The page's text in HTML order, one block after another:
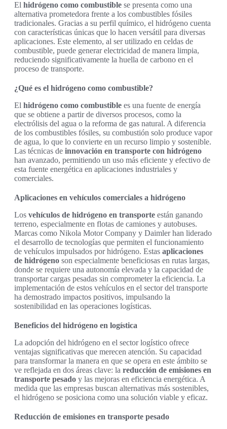
El hidrógeno como combustible se presenta como una
alternativa prometedora frente a los combustibles fósiles
tradicionales. Gracias a su perfil químico, el hidrógeno cuenta
con características únicas que lo hacen versátil para diversas
aplicaciones. Este elemento, al ser utilizado en celdas de
combustible, puede generar electricidad de manera limpia,
reduciendo significativamente la huella de carbono en el
proceso de transporte.
¿Qué es el hidrógeno como combustible?
El hidrógeno como combustible es una fuente de energía
que se obtiene a partir de diversos procesos, como la
electrólisis del agua o la reforma de gas natural. A diferencia
de los combustibles fósiles, su combustión solo produce vapor
de agua, lo que lo convierte en un recurso limpio y sostenible.
Las técnicas de innovación en transporte con hidrógeno
han avanzado, permitiendo un uso más eficiente y efectivo de
esta fuente energética en aplicaciones industriales y
comerciales.
Aplicaciones en vehículos comerciales a hidrógeno
Los vehículos de hidrógeno en transporte están ganando
terreno, especialmente en flotas de camiones y autobuses.
Marcas como Nikola Motor Company y Daimler han liderado
el desarrollo de tecnologías que permiten el funcionamiento
de vehículos impulsados por hidrógeno. Estas aplicaciones
de hidrógeno son especialmente beneficiosas en rutas largas,
donde se requiere una autonomía elevada y la capacidad de
transportar cargas pesadas sin comprometer la eficiencia. La
implementación de estos vehículos en el sector del transporte
ha demostrado impactos positivos, impulsando la
sostenibilidad en las operaciones logísticas.
Beneficios del hidrógeno en logística
La adopción del hidrógeno en el sector logístico ofrece
ventajas significativas que merecen atención. Su capacidad
para transformar la manera en que se opera en este ámbito se
ve reflejada en dos áreas clave: la reducción de emisiones en
transporte pesado y las mejoras en eficiencia energética. A
medida que las empresas buscan alternativas más sostenibles,
el hidrógeno se posiciona como una solución viable y eficaz.
Reducción de emisiones en transporte pesado